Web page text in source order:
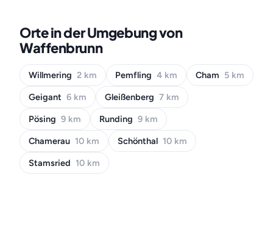
Orte in der Umgebung von
Waffenbrunn
Willmering 2 km Pemfling 4 km Cham 5 km
Geigant 6 km Gleißenberg 7 km
Pösing 9 km Runding 9 km
Chamerau 10 km Schönthal 10 km
Stamsried 10 km